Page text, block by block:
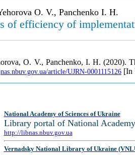
O. V., Panchenko I. H.
of efficiency of
O. V., Panchenko, I. H. (2020).
article/UJRN-0001115126[In
National Academy of Sciences of Ukraine
Library portal of National
http://libnas.nbuv.gov.ua
Vernadsky National Library of Ukraine